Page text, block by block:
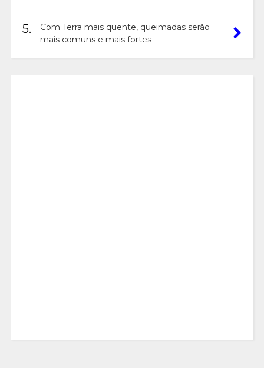
5.
Com Terra mais quente, queimadas serão
mais comuns e mais fortes